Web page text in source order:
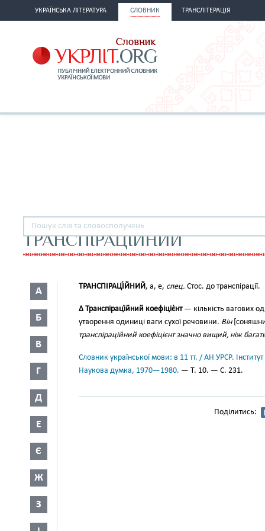
УКРАЇНСЬКА ЛІТЕРАТУРА СЛОВНИК ТРАНСЛІТЕРАЦІЯ
ТРАНСПІРАЦІЙНИЙ
А
Б
В
Г
Д
Е
Є
Ж
З
ТРАНСПІРАЦІ́ЙНИЙ, а, е, спец. Стос. до транспірації.
∆ Транспіраці́йний коефіціє́нт— кількість вагових
утворення одиниці ваги сухої речовини. Він
транспіраційний коефіцієнт значно вищий, ніж
Словник української мови: в 11 тт. / АН УРСР.
Наукова думка, 1970—1980. — Т. 10. — С. 231.
Поділитись: